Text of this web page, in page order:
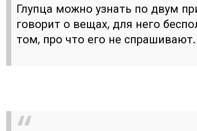
Глупца можно узнать по двум
говорит о вещах, для него
том, про что его не спрашивают.